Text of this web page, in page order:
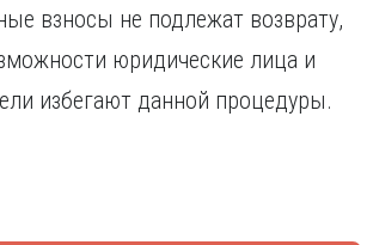
взносы не подлежат возврату,
юридические лица и
избегают данной процедуры.